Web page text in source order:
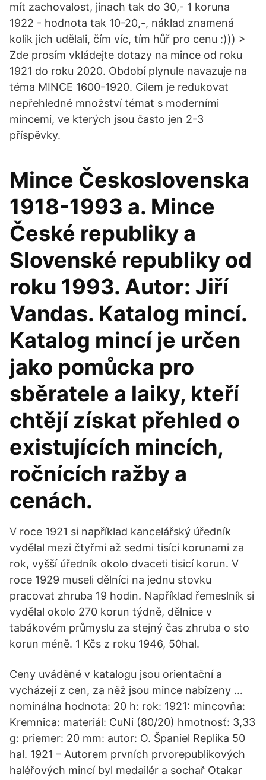
mít zachovalost, jinach tak do 30,- 1 koruna
1922 - hodnota tak 10-20,-, náklad znamená
kolik jich udělali, čím víc, tím hůř pro cenu :))) >
Zde prosím vkládejte dotazy na mince od roku
1921 do roku 2020. Období plynule navazuje na
téma MINCE 1600-1920. Cílem je redukovat
nepřehledné množství témat s moderními
mincemi, ve kterých jsou často jen 2-3
příspěvky.
Mince Československa
1918-1993 a. Mince
České republiky a
Slovenské republiky od
roku 1993. Autor: Jiří
Vandas. Katalog mincí.
Katalog mincí je určen
jako pomůcka pro
sběratele a laiky, kteří
chtějí získat přehled o
existujících mincích,
ročnících ražby a
cenách.
V roce 1921 si například kancelářský úředník
vydělal mezi čtyřmi až sedmi tisíci korunami za
rok, vyšší úředník okolo dvaceti tisicí korun. V
roce 1929 museli dělníci na jednu stovku
pracovat zhruba 19 hodin. Například řemeslník si
vydělal okolo 270 korun týdně, dělnice v
tabákovém průmyslu za stejný čas zhruba o sto
korun méně. 1 Kčs z roku 1946, 50hal.
Ceny uváděné v katalogu jsou orientační a
vycházejí z cen, za něž jsou mince nabízeny …
nominálna hodnota: 20 h: rok: 1921: mincovňa:
Kremnica: materiál: CuNi (80/20) hmotnosť: 3,33
g: priemer: 20 mm: autor: O. Španiel Replika 50
hal. 1921 – Autorem prvních prvorepublikových
haléřových mincí byl medailér a sochař Otakar